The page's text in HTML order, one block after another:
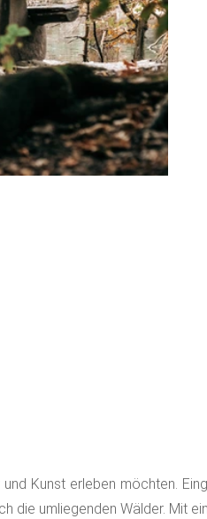
Kunst erleben möchten.
die umliegenden Wälder. Mit